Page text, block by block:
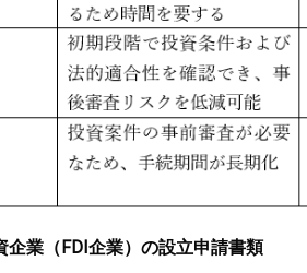
企業（FDI企業）の設立申請書類